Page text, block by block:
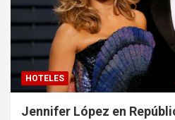
HOTELES
Jennifer López en